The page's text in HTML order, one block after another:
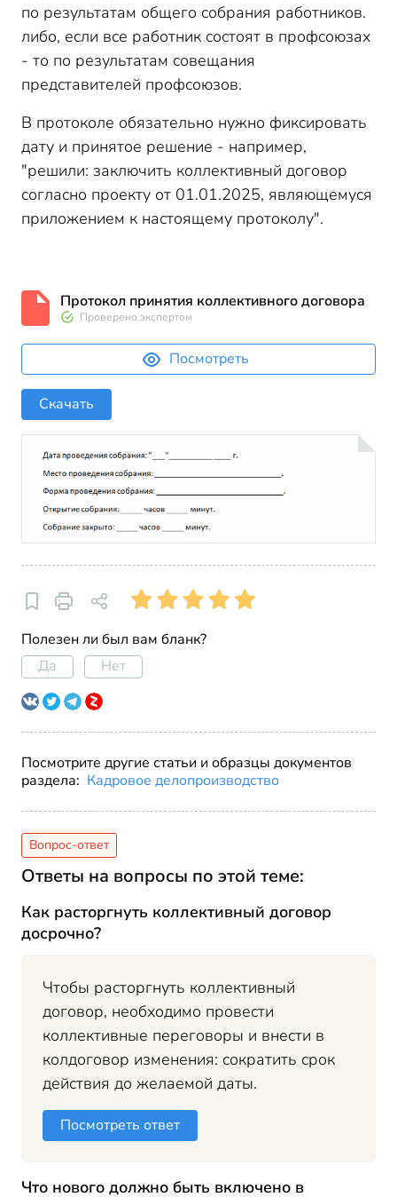
по результатам общего собрания работников.
либо, если все работник состоят в профсоюзах
- то по результатам совещания
представителей профсоюзов.
В протоколе обязательно нужно фиксировать
дату и принятое решение - например,
"решили: заключить коллективный договор
согласно проекту от 01.01.2025, являющемуся
приложением к настоящему протоколу".
Протокол принятия коллективного договора
Проверено экспертом
Посмотреть
Скачать
Полезен ли был вам бланк?
Да
Нет
Посмотрите другие статьи и образцы документов
раздела: Кадровое делопроизводство
Ответы на вопросы по этой теме:
Как расторгнуть коллективный договор
досрочно?
Чтобы расторгнуть коллективный
договор, необходимо провести
коллективные переговоры и внести в
колдоговор изменения: сократить срок
действия до желаемой даты.
Посмотреть ответ
Что нового должно быть включено в